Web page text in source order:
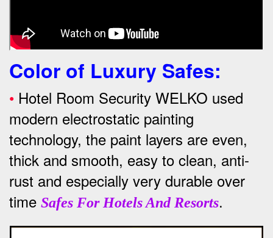
Color of Luxury Safes:
• Hotel Room Security WELKO used
modern electrostatic painting
technology, the paint layers are even,
thick and smooth, easy to clean, anti-
rust and especially very durable over
time Safes For Hotels And Resorts.